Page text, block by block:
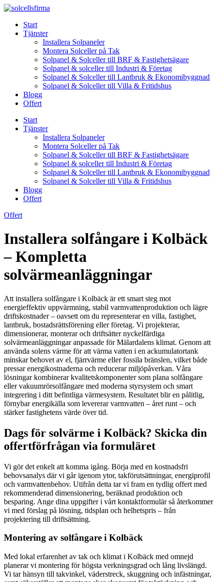
Skip
contentStart
Tjänster
Installera Solpaneler
Montera Solceller på Tak
Solpanel & Solceller till BRF & Fastighetsägare
Solpanel & solceller till Industri & Företag
Solpanel & Solceller till Lantbruk & Ekonomibyggnad
Solpanel & Solceller till Villa & Fritidshus
Blogg
Offert
Start
Tjänster
Installera Solpaneler
Montera Solceller på Tak
Solpanel & Solceller till BRF & Fastighetsägare
Solpanel & solceller till Industri & Företag
Solpanel & Solceller till Lantbruk & Ekonomibyggnad
Solpanel & Solceller till Villa & Fritidshus
Blogg
Offert
Offert
Installera solfångare i Kolbäck
– Kompletta
solvärmeanläggningar
Att installera solfångare i Kolbäck är ett smart steg mot
energieffektiv uppvärmning, stabil varmvattenproduktion och lägre
driftskostnader – oavsett om du representerar en villa, fastighet,
lantbruk, bostadsrättsförening eller företag. Vi projekterar,
dimensionerar, monterar och driftsätter nyckelfärdiga
solvärmeanläggningar anpassade för Mälardalens klimat. Genom att
använda solens värme för att värma vatten i en ackumulatortank
minskar behovet av el, fjärrvärme eller fossila bränslen, vilket både
pressar energikostnaderna och reducerar miljöpåverkan. Våra
lösningar kombinerar kvalitetskomponenter som plana solfångare
eller vakuumrörsolfångare med moderna styrsystem och smart
integrering i ditt befintliga värmesystem. Resultatet blir en pålitlig,
förnybar energikälla som levererar varmvatten – året runt – och
stärker fastighetens värde över tid.
Dags för solvärme i Kolbäck? Skicka din
offertförfrågan via formuläret
Vi gör det enkelt att komma igång. Börja med en kostnadsfri
behovsanalys där vi går igenom ytor, takförutsättningar, energiprofil
och varmvattenbehov. Utifrån detta tar vi fram en tydlig offert med
rekommenderad dimensionering, beräknad produktion och
besparing. Ange dina uppgifter i vårt kontaktformulär så återkommer
vi med förslag på lösning, tidsplan och helhetspris – från
projektering till driftsättning.
Montering av solfångare i Kolbäck
Med lokal erfarenhet av tak och klimat i Kolbäck med omnejd
planerar vi montering för högsta verkningsgrad och lång livslängd.
Vi tar hänsyn till takvinkel, väderstreck, skuggning och infästningar,